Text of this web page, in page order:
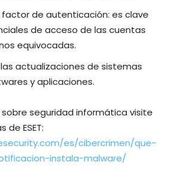
de autenticación: es clave
de acceso de las cuentas
equivocadas.
actualizaciones de sistemas
y aplicaciones.
seguridad informática visite
ESET:
es/cibercrimen/que-
instala-malware/